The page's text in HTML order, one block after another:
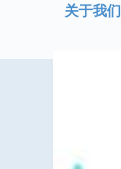
关于我们